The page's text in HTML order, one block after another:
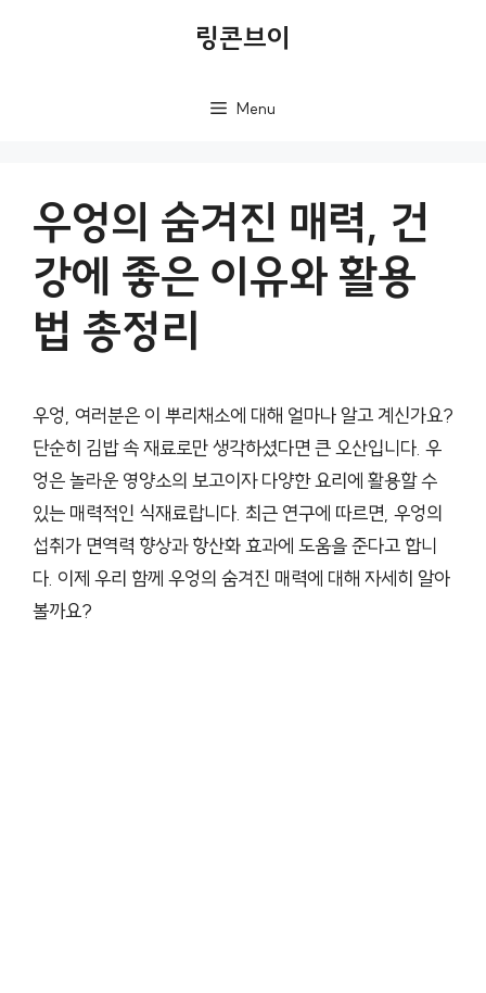
링콘브이
Menu
우엉의 숨겨진 매력, 건
강에 좋은 이유와 활용
법 총정리
우엉, 여러분은 이 뿌리채소에 대해 얼마나 알고 계신가요?
단순히 김밥 속 재료로만 생각하셨다면 큰 오산입니다. 우
엉은 놀라운 영양소의 보고이자 다양한 요리에 활용할 수
있는 매력적인 식재료랍니다. 최근 연구에 따르면, 우엉의
섭취가 면역력 향상과 항산화 효과에 도움을 준다고 합니
다. 이제 우리 함께 우엉의 숨겨진 매력에 대해 자세히 알아
볼까요?